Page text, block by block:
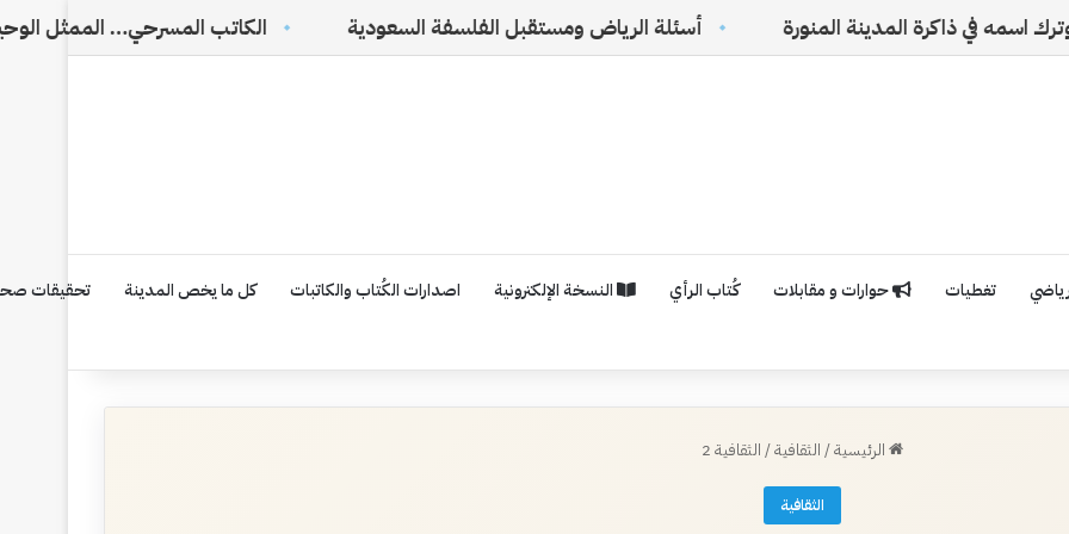
المنورة أسئلة الرياض ومستقبل الفلسفة السعودية الكاتب المسرحي… الممثل الوحيد الذي لا يراه
تغطيات حوارات و مقابلات كُتاب الرأي النسخة الإلكترونية اصدارات الكُتاب والكاتبات كل ما يخص المدينة تحقيقات
الرئيسية/ الثقافية/ الثقافية 2
الثقافية